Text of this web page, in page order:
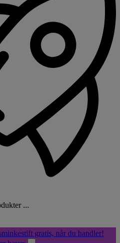
...
gratis, når du handler!